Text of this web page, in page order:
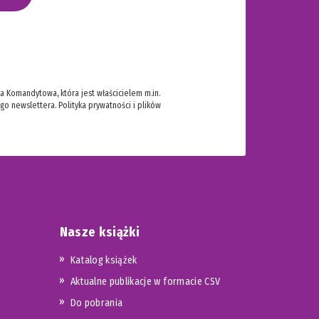
która jest właścicielem m.in.
newslettera. Polityka prywatności i plików
Nasze książki
Katalog książek
Aktualne publikacje w formacie CSV
Do pobrania